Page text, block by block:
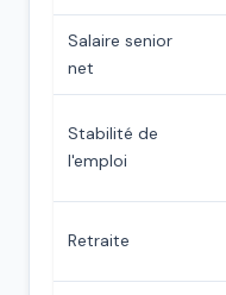
Salaire senior
net
Stabilité de
l'emploi
Retraite